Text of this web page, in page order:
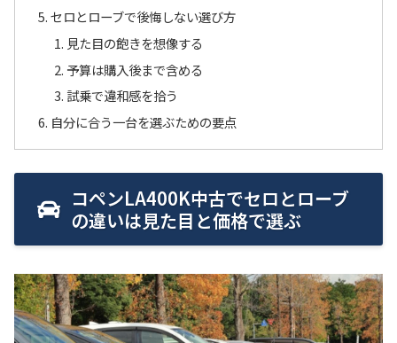
セロとローブで後悔しない選び方
見た目の飽きを想像する
予算は購入後まで含める
試乗で違和感を拾う
自分に合う一台を選ぶための要点
コペンLA400K中古でセロとローブ
の違いは見た目と価格で選ぶ